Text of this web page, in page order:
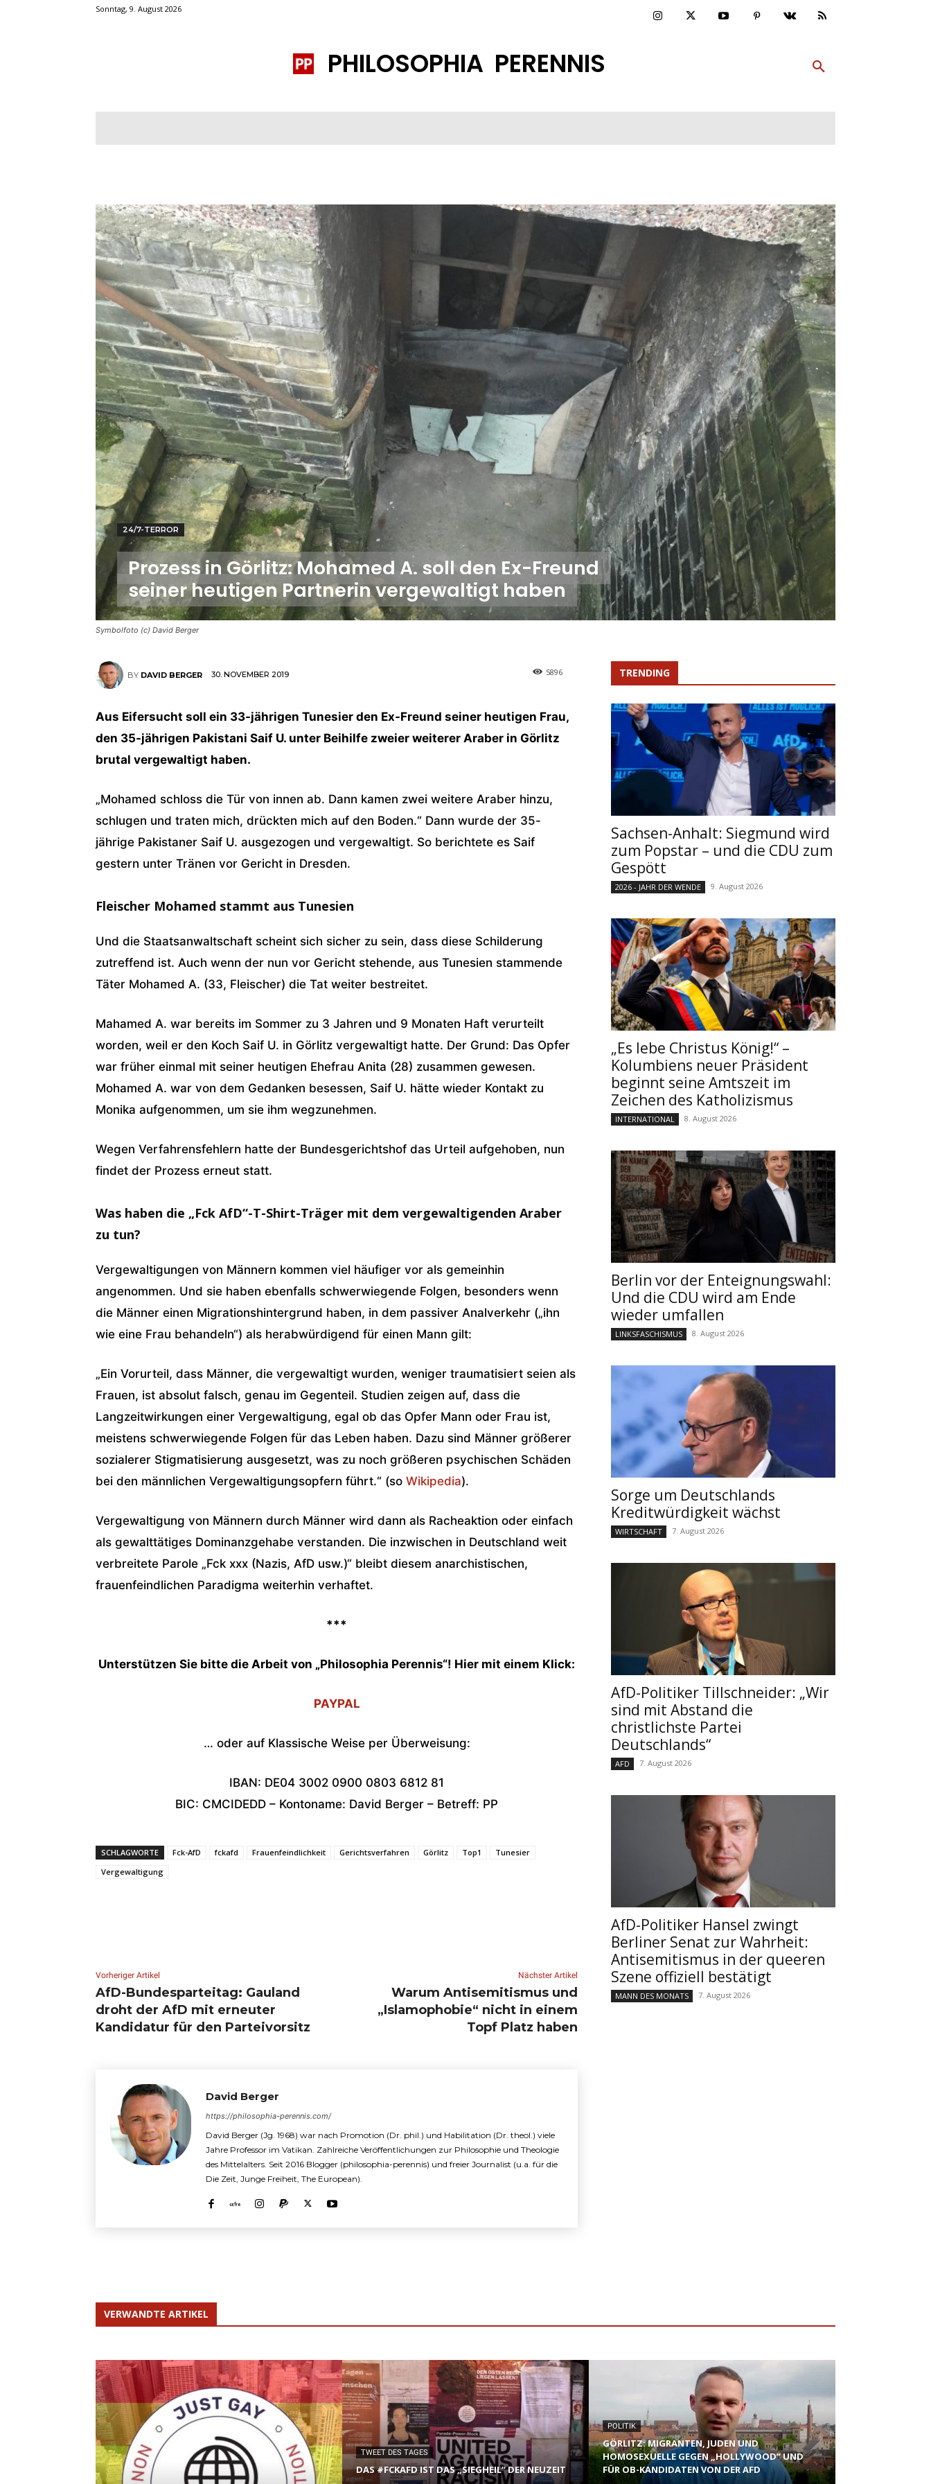
Sonntag, 9. August 2026
PHILOSOPHIA PERENNIS
Symbolfoto (c) David Berger
24/7-TERROR
Prozess in Görlitz: Mohamed A. soll den Ex-Freund
seiner heutigen Partnerin vergewaltigt haben
BY DAVID BERGER 30. NOVEMBER 2019 5896
Aus Eifersucht soll ein 33-jährigen Tunesier den Ex-Freund seiner heutigen Frau,
den 35-jährigen Pakistani Saif U. unter Beihilfe zweier weiterer Araber in Görlitz
brutal vergewaltigt haben.
„Mohamed schloss die Tür von innen ab. Dann kamen zwei weitere Araber hinzu,
schlugen und traten mich, drückten mich auf den Boden.“ Dann wurde der 35-
jährige Pakistaner Saif U. ausgezogen und vergewaltigt. So berichtete es Saif
gestern unter Tränen vor Gericht in Dresden.
Fleischer Mohamed stammt aus Tunesien
Und die Staatsanwaltschaft scheint sich sicher zu sein, dass diese Schilderung
zutreffend ist. Auch wenn der nun vor Gericht stehende, aus Tunesien stammende
Täter Mohamed A. (33, Fleischer) die Tat weiter bestreitet.
Mahamed A. war bereits im Sommer zu 3 Jahren und 9 Monaten Haft verurteilt
worden, weil er den Koch Saif U. in Görlitz vergewaltigt hatte. Der Grund: Das Opfer
war früher einmal mit seiner heutigen Ehefrau Anita (28) zusammen gewesen.
Mohamed A. war von dem Gedanken besessen, Saif U. hätte wieder Kontakt zu
Monika aufgenommen, um sie ihm wegzunehmen.
Wegen Verfahrensfehlern hatte der Bundesgerichtshof das Urteil aufgehoben, nun
findet der Prozess erneut statt.
Was haben die „Fck AfD“-T-Shirt-Träger mit dem vergewaltigenden Araber
zu tun?
Vergewaltigungen von Männern kommen viel häufiger vor als gemeinhin
angenommen. Und sie haben ebenfalls schwerwiegende Folgen, besonders wenn
die Männer einen Migrationshintergrund haben, in dem passiver Analverkehr („ihn
wie eine Frau behandeln“) als herabwürdigend für einen Mann gilt:
„Ein Vorurteil, dass Männer, die vergewaltigt wurden, weniger traumatisiert seien als
Frauen, ist absolut falsch, genau im Gegenteil. Studien zeigen auf, dass die
Langzeitwirkungen einer Vergewaltigung, egal ob das Opfer Mann oder Frau ist,
meistens schwerwiegende Folgen für das Leben haben. Dazu sind Männer größerer
sozialerer Stigmatisierung ausgesetzt, was zu noch größeren psychischen Schäden
bei den männlichen Vergewaltigungsopfern führt.“ (so Wikipedia).
Vergewaltigung von Männern durch Männer wird dann als Racheaktion oder einfach
als gewalttätiges Dominanzgehabe verstanden. Die inzwischen in Deutschland weit
verbreitete Parole „Fck xxx (Nazis, AfD usw.)“ bleibt diesem anarchistischen,
frauenfeindlichen Paradigma weiterhin verhaftet.
***
Unterstützen Sie bitte die Arbeit von „Philosophia Perennis“! Hier mit einem Klick:
PAYPAL
… oder auf Klassische Weise per Überweisung:
IBAN: DE04 3002 0900 0803 6812 81
BIC: CMCIDEDD – Kontoname: David Berger – Betreff: PP
SCHLAGWORTE Fck-AfD fckafd Frauenfeindlichkeit Gerichtsverfahren Görlitz Top1
Tunesier
Vergewaltigung
Vorheriger Artikel
AfD-Bundesparteitag: Gauland
droht der AfD mit erneuter
Kandidatur für den Parteivorsitz
Nächster Artikel
Warum Antisemitismus und
„Islamophobie“ nicht in einem
Topf Platz haben
David Berger
https://philosophia-perennis.com/
David Berger (Jg. 1968) war nach Promotion (Dr. phil.) und Habilitation (Dr. theol.) viele
Jahre Professor im Vatikan. Zahlreiche Veröffentlichungen zur Philosophie und Theologie
des Mittelalters. Seit 2016 Blogger (philosophia-perennis) und freier Journalist (u.a. für die
Die Zeit, Junge Freiheit, The European).
TRENDING
Sachsen-Anhalt: Siegmund wird
zum Popstar – und die CDU zum
Gespött
2026 - JAHR DER WENDE 9. August 2026
„Es lebe Christus König!“ –
Kolumbiens neuer Präsident
beginnt seine Amtszeit im
Zeichen des Katholizismus
INTERNATIONAL 8. August 2026
Berlin vor der Enteignungswahl:
Und die CDU wird am Ende
wieder umfallen
LINKSFASCHISMUS 8. August 2026
Sorge um Deutschlands
Kreditwürdigkeit wächst
WIRTSCHAFT 7. August 2026
AfD-Politiker Tillschneider: „Wir
sind mit Abstand die
christlichste Partei
Deutschlands“
AFD 7. August 2026
AfD-Politiker Hansel zwingt
Berliner Senat zur Wahrheit:
Antisemitismus in der queeren
Szene offiziell bestätigt
MANN DES MONATS 7. August 2026
VERWANDTE ARTIKEL
TWEET DES TAGES
DAS #FCKAFD IST DAS „SIEGHEIL“ DER NEUZEIT
POLITIK
GÖRLITZ: MIGRANTEN, JUDEN UND
HOMOSEXUELLE GEGEN „HOLLYWOOD“ UND
FÜR OB-KANDIDATEN VON DER AFD